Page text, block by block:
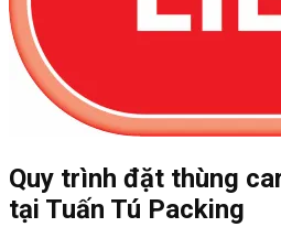
Quy trình đặt thùng
tại Tuấn Tú Packing